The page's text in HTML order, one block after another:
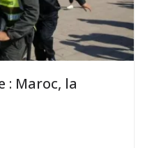
: Maroc, la